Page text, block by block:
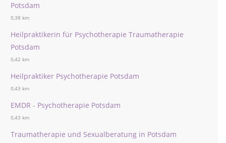
Potsdam
0,38 km
Heilpraktikerin für Psychotherapie Traumatherapie
Potsdam
0,42 km
Heilpraktiker Psychotherapie Potsdam
0,43 km
EMDR - Psychotherapie Potsdam
0,43 km
Traumatherapie und Sexualberatung in Potsdam